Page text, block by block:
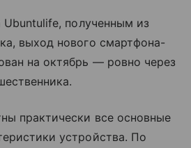
полученным из
выход нового смартфона-
на октябрь — ровно через
практически все основные
устройства. По